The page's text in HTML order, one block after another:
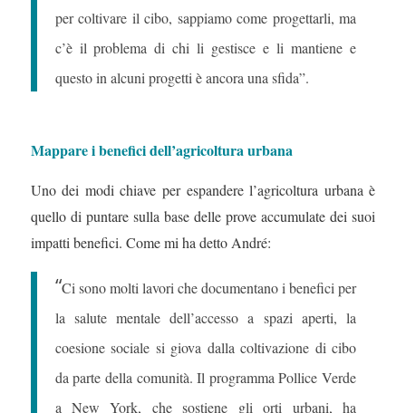
per coltivare il cibo, sappiamo come progettarli, ma
c’è il problema di chi li gestisce e li mantiene e
questo in alcuni progetti è ancora una sfida”.
Mappare i benefici dell’agricoltura urbana
Uno dei modi chiave per espandere l’agricoltura urbana è
quello di puntare sulla base delle prove accumulate dei suoi
impatti benefici. Come mi ha detto André:
“Ci sono molti lavori che documentano i benefici per
la salute mentale dell’accesso a spazi aperti, la
coesione sociale si giova dalla coltivazione di cibo
da parte della comunità. Il programma Pollice Verde
a New York, che sostiene gli orti urbani, ha